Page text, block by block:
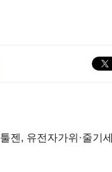
툴젠, 유전자가위·줄기